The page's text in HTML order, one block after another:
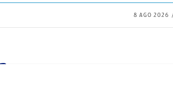
8 AGO 2026